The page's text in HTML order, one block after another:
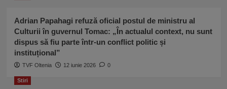
Adrian Papahagi refuză oficial postul de ministru al
Culturii în guvernul Tomac: „În actualul context, nu sunt
dispus să fiu parte într-un conflict politic și
instituțional”
TVF Oltenia 12 iunie 2026 0
Stiri